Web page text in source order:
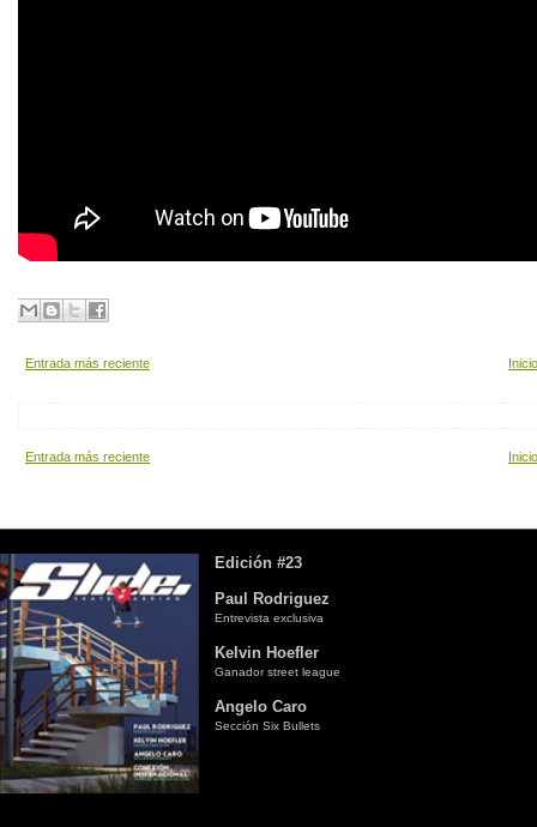
Entrada más reciente Inicio
Entrada más reciente Inicio
Edición #23
Paul Rodriguez
Entrevista exclusiva
Kelvin Hoefler
Ganador street league
Angelo Caro
Sección Six Bullets